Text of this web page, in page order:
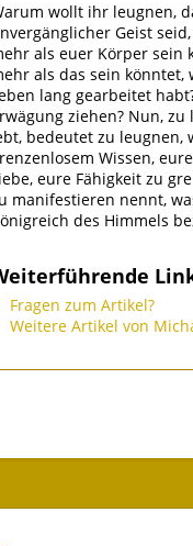
wollt ihr leugnen,
Geist
als euer Körper sein
als das sein könntet,
lang gearbeitet
ziehen? Nun,
bedeutet zu leugnen,
Wissen,
eure Fähigkeit zu
manifestieren nennt,
des Himmels
Fragen zum Artikel?
Weitere Artikel von